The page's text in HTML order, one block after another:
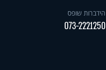
הידברות שופס
073-2221250